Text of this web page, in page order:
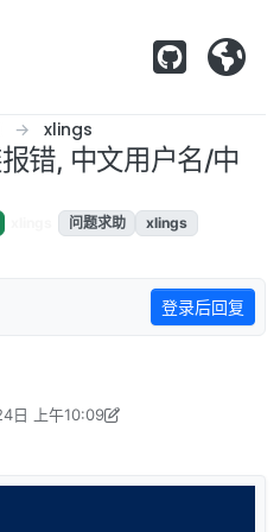
xlings
错, 中文用户名/中
问题求助
xlings
登录后回复
日 上午10:09
辑2025年6月24日 下午10:51